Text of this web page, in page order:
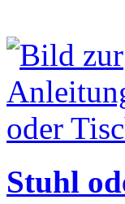
Stuhl